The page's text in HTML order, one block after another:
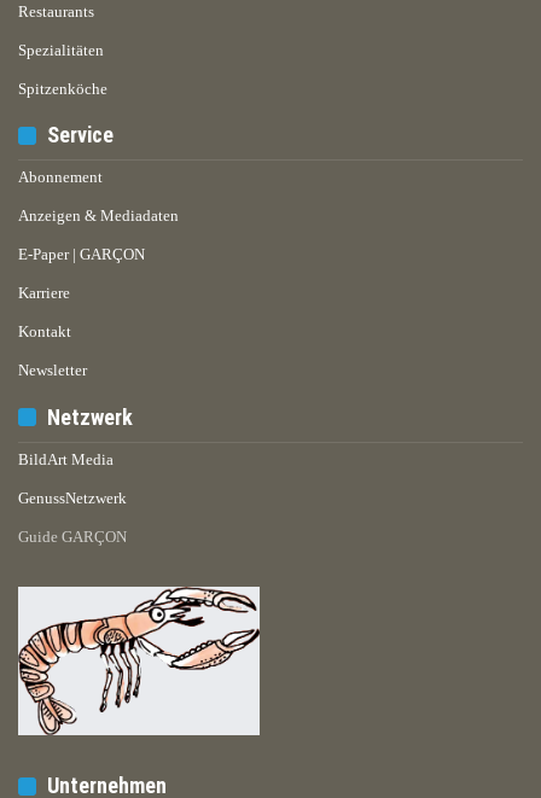
Restaurants
Spezialitäten
Spitzenköche
Service
Abonnement
Anzeigen & Mediadaten
E-Paper | GARÇON
Karriere
Kontakt
Newsletter
Netzwerk
BildArt Media
GenussNetzwerk
Guide GARÇON
Unternehmen